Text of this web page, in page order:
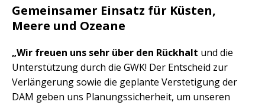
Gemeinsamer Einsatz für Küsten,
Meere und Ozeane
„Wir freuen uns sehr über den Rückhalt und die
Unterstützung durch die GWK! Der Entscheid zur
Verlängerung sowie die geplante Verstetigung der
DAM geben uns Planungssicherheit, um unseren